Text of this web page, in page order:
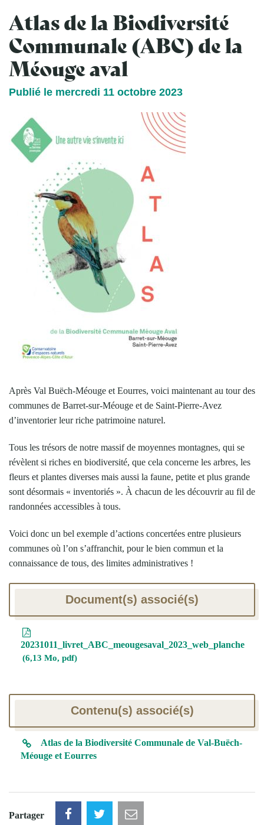
Atlas de la Biodiversité
Communale (ABC) de la
Méouge aval
Publié le mercredi 11 octobre 2023
Après Val Buëch-Méouge et Eourres, voici maintenant au tour des
communes de Barret-sur-Méouge et de Saint-Pierre-Avez
d’inventorier leur riche patrimoine naturel.
Tous les trésors de notre massif de moyennes montagnes, qui se
révèlent si riches en biodiversité, que cela concerne les arbres, les
fleurs et plantes diverses mais aussi la faune, petite et plus grande
sont désormais « inventoriés ». À chacun de les découvrir au fil de
randonnées accessibles à tous.
Voici donc un bel exemple d’actions concertées entre plusieurs
communes où l’on s’affranchit, pour le bien commun et la
connaissance de tous, des limites administratives !
Document(s) associé(s)
20231011_livret_ABC_meougesaval_2023_web_planche
6,13 Mo, pdf
Contenu(s) associé(s)
Atlas de la Biodiversité Communale de Val-Buëch-
Méouge et Eourres
Partager